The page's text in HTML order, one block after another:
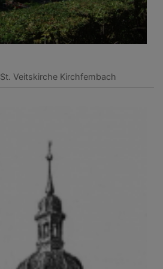
St. Veitskirche Kirchfembach